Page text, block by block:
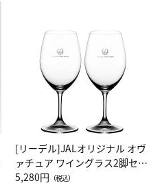
[リーデル]JALオリジナル オヴ
ァチュア ワイングラス2脚セッ
ト（レッドワイン）
5,280円 （税込）